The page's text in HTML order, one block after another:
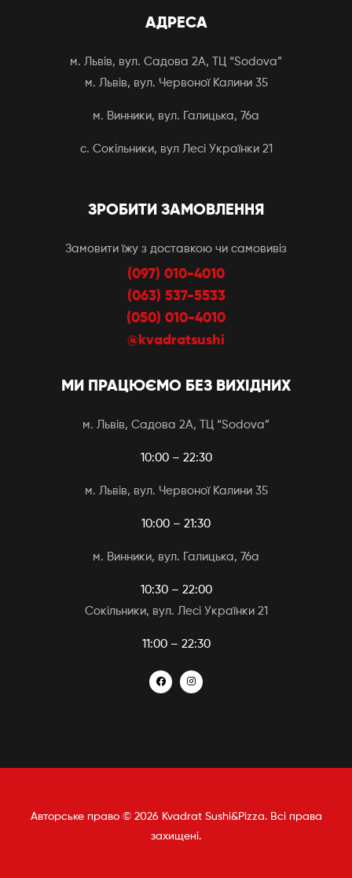
АДРЕСА
м. Львів, вул. Садова 2А, ТЦ “Sodova”
м. Львів, вул. Червоної Калини 35
м. Винники, вул. Галицька, 76а
с. Сокільники, вул Лесі Українки 21
ЗРОБИТИ ЗАМОВЛЕННЯ
Замовити їжу з доставкою чи самовивіз
(097) 010-4010
(063) 537-5533
(050) 010-4010
@kvadratsushi
МИ ПРАЦЮЄМО БЕЗ ВИХІДНИХ
м. Львів, Садова 2А, ТЦ “Sodova”
10:00 – 22:30
м. Львів, вул. Червоної Калини 35
10:00 – 21:30
м. Винники, вул. Галицька, 76а
10:30 – 22:00
Сокільники, вул. Лесі Українки 21
11:00 – 22:30
Авторське право © 2026 Kvadrat Sushi&Pizza. Всі права
захищені.